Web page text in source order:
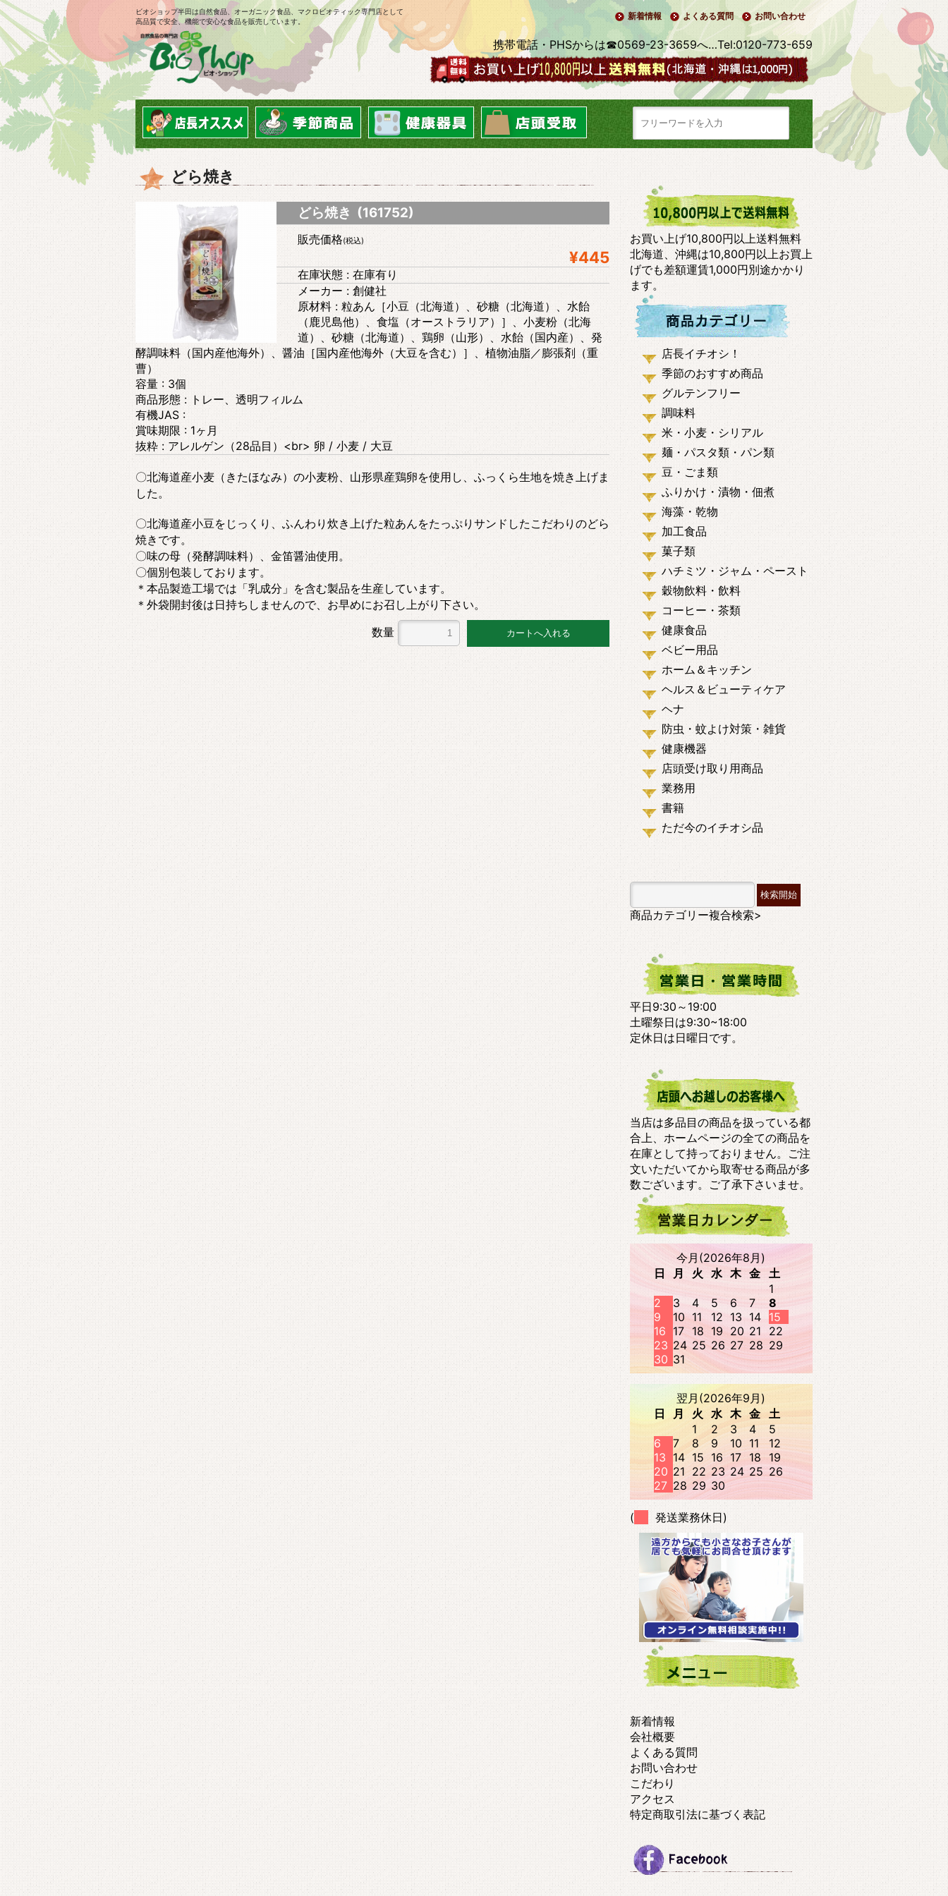
ビオショップ半田は自然食品、オーガニック食品、マクロビオティック専門店として
高品質で安全、機能で安心な食品を販売しています。
新着情報 よくある質問 お問い合わせ
携帯電話・PHSからは☎0569-23-3659へ…Tel:0120-773-659
どら焼き
どら焼き (161752)
販売価格(税込)
¥445
在庫状態 : 在庫有り
メーカー : 創健社
原材料 : 粒あん［小豆（北海道）、砂糖（北海道）、水飴
（鹿児島他）、食塩（オーストラリア）］、小麦粉（北海
道）、砂糖（北海道）、鶏卵（山形）、水飴（国内産）、発
酵調味料（国内産他海外）、醤油［国内産他海外（大豆を含む）］、植物油脂／膨張剤（重
曹）
容量 : 3個
商品形態 : トレー、透明フィルム
有機JAS :
賞味期限 : 1ヶ月
抜粋 : アレルゲン（28品目）<br> 卵 / 小麦 / 大豆
〇北海道産小麦（きたほなみ）の小麦粉、山形県産鶏卵を使用し、ふっくら生地を焼き上げま
した。
〇北海道産小豆をじっくり、ふんわり炊き上げた粒あんをたっぷりサンドしたこだわりのどら
焼きです。
〇味の母（発酵調味料）、金笛醤油使用。
〇個別包装しております。
＊本品製造工場では「乳成分」を含む製品を生産しています。
＊外袋開封後は日持ちしませんので、お早めにお召し上がり下さい。
数量
お買い上げ10,800円以上送料無料
北海道、沖縄は10,800円以上お買上
げでも差額運賃1,000円別途かかり
ます。
店長イチオシ！
季節のおすすめ商品
グルテンフリー
調味料
米・小麦・シリアル
麺・パスタ類・パン類
豆・ごま類
ふりかけ・漬物・佃煮
海藻・乾物
加工食品
菓子類
ハチミツ・ジャム・ペースト
穀物飲料・飲料
コーヒー・茶類
健康食品
ベビー用品
ホーム＆キッチン
ヘルス＆ビューティケア
ヘナ
防虫・蚊よけ対策・雑貨
健康機器
店頭受け取り用商品
業務用
書籍
ただ今のイチオシ品
商品カテゴリー複合検索>
平日9:30～19:00
土曜祭日は9:30~18:00
定休日は日曜日です。
当店は多品目の商品を扱っている都
合上、ホームページの全ての商品を
在庫として持っておりません。ご注
文いただいてから取寄せる商品が多
数ございます。ご了承下さいませ。
今月(2026年8月)
日
月 火 水 木 金
土
1
2
3 4 5 6 7
8
9
10 11 12 13 14
15
16 17 18 19 20 21
22
23 24 25 26 27 28 29
30 31
翌月(2026年9月)
日
月 火 水 木 金
土
1
2 3 4
5
6
7 8 9 10 11
12
13 14 15 16 17 18
19
20 21 22 23 24 25 26
27 28 29 30
( 発送業務休日)
新着情報
会社概要
よくある質問
お問い合わせ
こだわり
アクセス
特定商取引法に基づく表記